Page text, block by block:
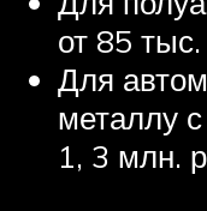
от 85
Для
металлу
1, 3 млн.